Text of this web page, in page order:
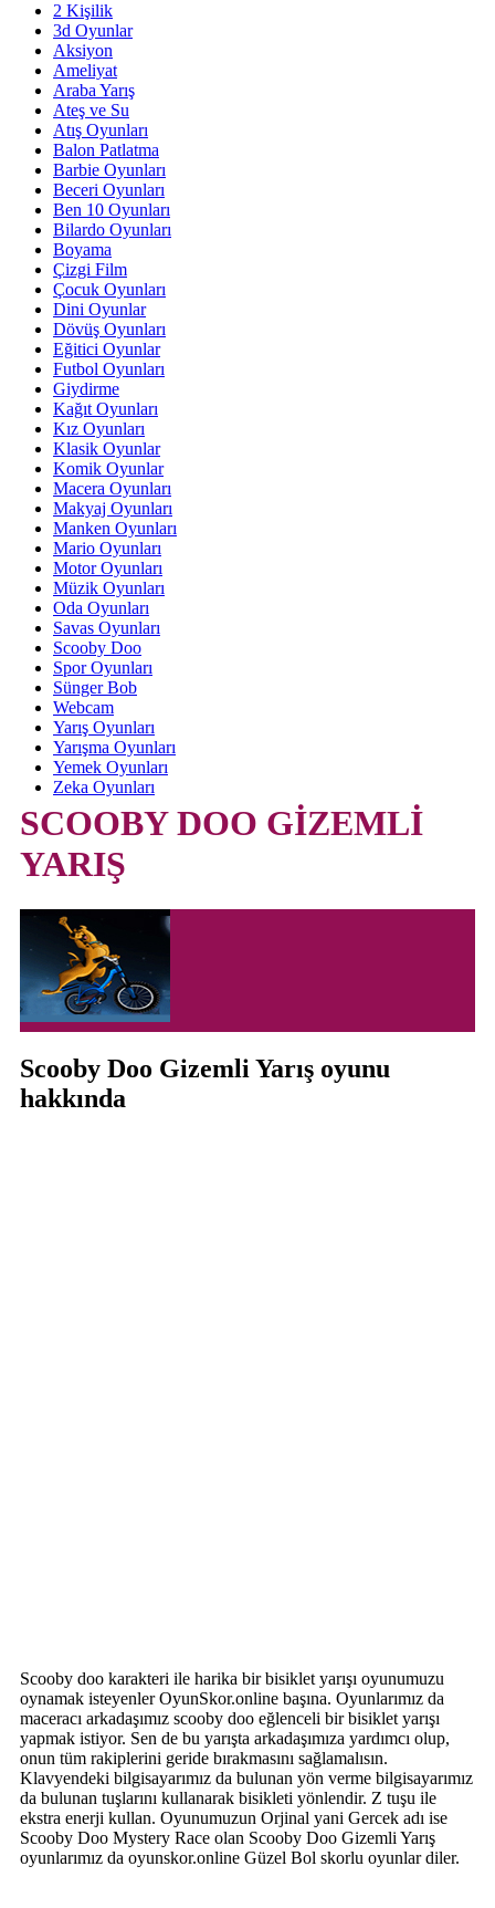
2 Kişilik
3d Oyunlar
Aksiyon
Ameliyat
Araba Yarış
Ateş ve Su
Atış Oyunları
Balon Patlatma
Barbie Oyunları
Beceri Oyunları
Ben 10 Oyunları
Bilardo Oyunları
Boyama
Çizgi Film
Çocuk Oyunları
Dini Oyunlar
Dövüş Oyunları
Eğitici Oyunlar
Futbol Oyunları
Giydirme
Kağıt Oyunları
Kız Oyunları
Klasik Oyunlar
Komik Oyunlar
Macera Oyunları
Makyaj Oyunları
Manken Oyunları
Mario Oyunları
Motor Oyunları
Müzik Oyunları
Oda Oyunları
Savas Oyunları
Scooby Doo
Spor Oyunları
Sünger Bob
Webcam
Yarış Oyunları
Yarışma Oyunları
Yemek Oyunları
Zeka Oyunları
SCOOBY DOO GİZEMLİ
YARIŞ
Scooby Doo Gizemli Yarış oyunu
hakkında
Scooby doo karakteri ile harika bir bisiklet yarışı oyunumuzu
oynamak isteyenler OyunSkor.online başına. Oyunlarımız da
maceracı arkadaşımız scooby doo eğlenceli bir bisiklet yarışı
yapmak istiyor. Sen de bu yarışta arkadaşımıza yardımcı olup,
onun tüm rakiplerini geride bırakmasını sağlamalısın.
Klavyendeki bilgisayarımız da bulunan yön verme bilgisayarımız
da bulunan tuşlarını kullanarak bisikleti yönlendir. Z tuşu ile
ekstra enerji kullan. Oyunumuzun Orjinal yani Gercek adı ise
Scooby Doo Mystery Race olan Scooby Doo Gizemli Yarış
oyunlarımız da oyunskor.online Güzel Bol skorlu oyunlar diler.